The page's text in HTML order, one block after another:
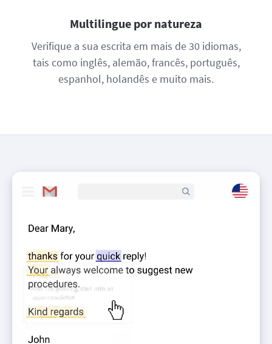
Multilingue por natureza
Verifique a sua escrita em mais de 30 idiomas,
tais como inglês, alemão, francês, português,
espanhol, holandês e muito mais.